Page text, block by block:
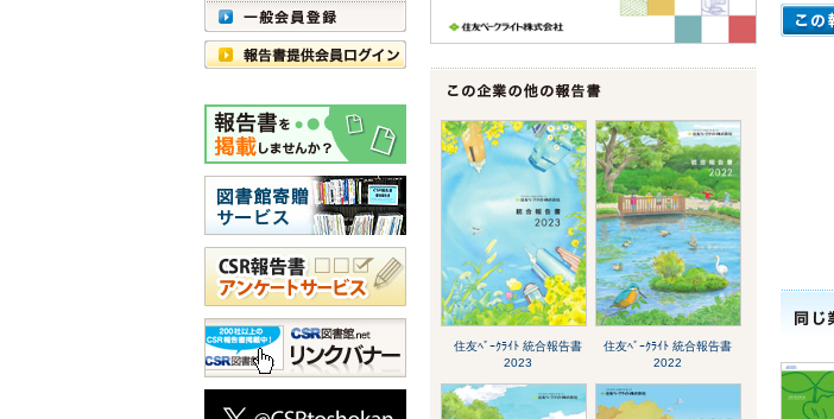
住友ﾍﾞｰｸﾗｲﾄ 統合報告書
2023
住友ﾍﾞｰｸﾗｲﾄ 統合報告書
2022